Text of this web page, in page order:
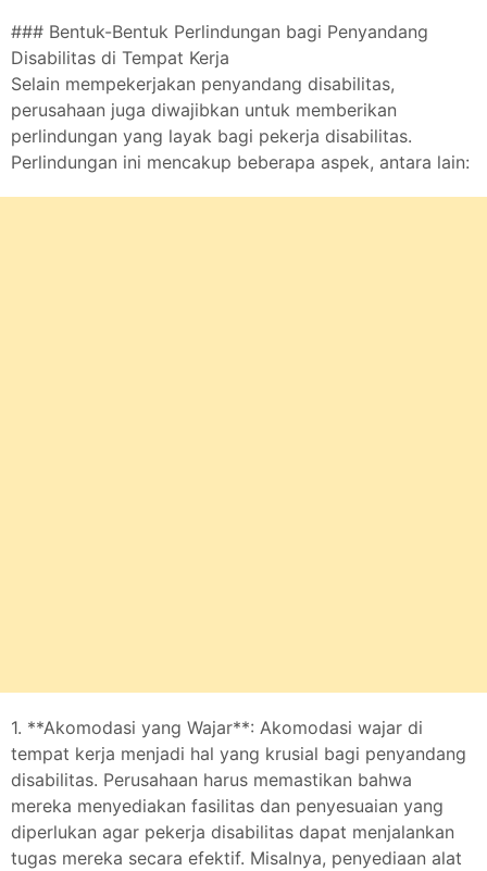
### Bentuk-Bentuk Perlindungan bagi Penyandang
Disabilitas di Tempat Kerja
Selain mempekerjakan penyandang disabilitas,
perusahaan juga diwajibkan untuk memberikan
perlindungan yang layak bagi pekerja disabilitas.
Perlindungan ini mencakup beberapa aspek, antara lain:
1. **Akomodasi yang Wajar**: Akomodasi wajar di
tempat kerja menjadi hal yang krusial bagi penyandang
disabilitas. Perusahaan harus memastikan bahwa
mereka menyediakan fasilitas dan penyesuaian yang
diperlukan agar pekerja disabilitas dapat menjalankan
tugas mereka secara efektif. Misalnya, penyediaan alat